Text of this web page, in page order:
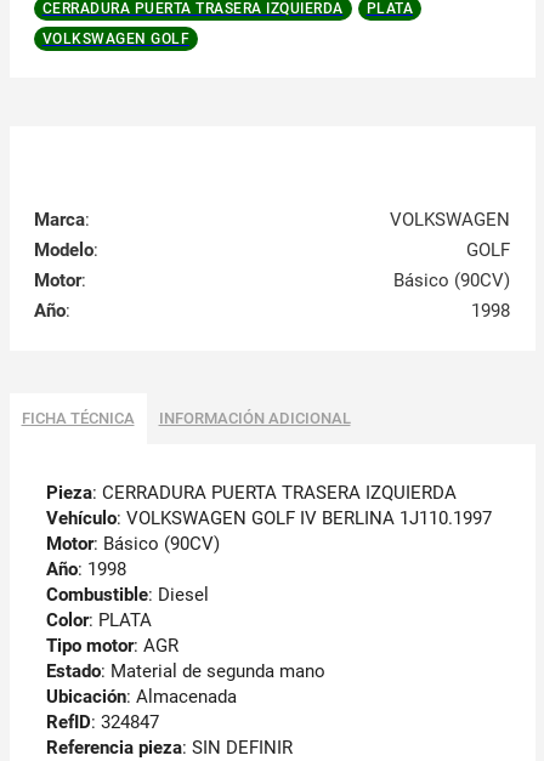
CERRADURA PUERTA TRASERA IZQUIERDA
PLATA
VOLKSWAGEN GOLF
Marca:
VOLKSWAGEN
Modelo:
GOLF
Motor:
Básico (90CV)
Año: 1998
FICHA TÉCNICA INFORMACIÓN ADICIONAL
Pieza: CERRADURA PUERTA TRASERA IZQUIERDA
Vehículo: VOLKSWAGEN GOLF IV BERLINA 1J110.1997
Motor: Básico (90CV)
Año: 1998
Combustible: Diesel
Color: PLATA
Tipo motor: AGR
Estado: Material de segunda mano
Ubicación: Almacenada
RefID: 324847
Referencia pieza: SIN DEFINIR